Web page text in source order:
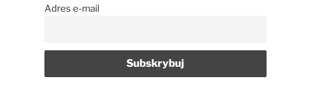
Adres e-mail